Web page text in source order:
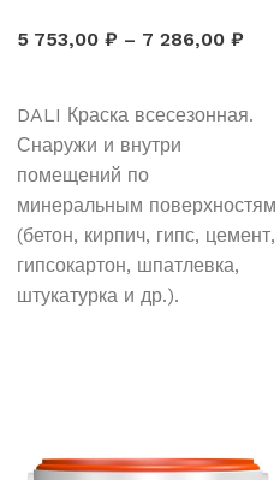
5 753,00 ₽ – 7 286,00 ₽
DALI Краска всесезонная.
Снаружи и внутри
помещений по
минеральным поверхностям
(бетон, кирпич, гипс, цемент,
гипсокартон, шпатлевка,
штукатурка и др.).